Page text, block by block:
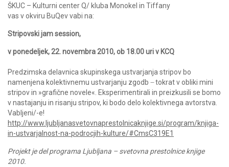
ŠKUC – Kulturni center Q/ kluba Monokel in Tiffany
vas v okviru BuQev vabi na:
Stripovski jam session,
v ponedeljek, 22. novembra 2010, ob 18.00 uri v KCQ
Predzimska delavnica skupinskega ustvarjanja stripov bo
namenjena kolektivnemu ustvarjanju zgodb ̶ tokrat v obliki mini
stripov in »grafične novele«. Eksperimentirali in preizkusili se bomo
v nastajanju in risanju stripov, ki bodo delo kolektivnega avtorstva.
Vabljeni/-e!
http://www.ljubljanasvetovnaprestolnicaknjige.si/program/knjiga-
in-ustvarjalnost-na-podrocjih-kulture/#CmsC319E1
Projekt je del programa Ljubljana – svetovna prestolnice knjige
2010.